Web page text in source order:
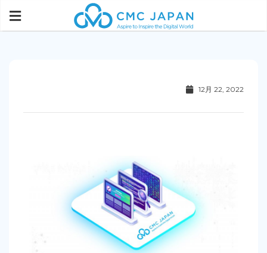
12月 22, 2022